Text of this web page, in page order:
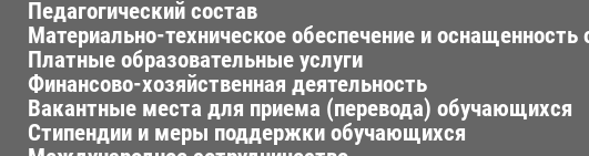
Педагогический состав
Материально-техническое обеспечение и
Платные образовательные услуги
Финансово-хозяйственная деятельность
Вакантные места для приема (перевода) обучающихся
Стипендии и меры поддержки обучающихся